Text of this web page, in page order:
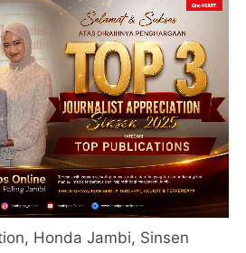
Honda Jambi, Sinsen